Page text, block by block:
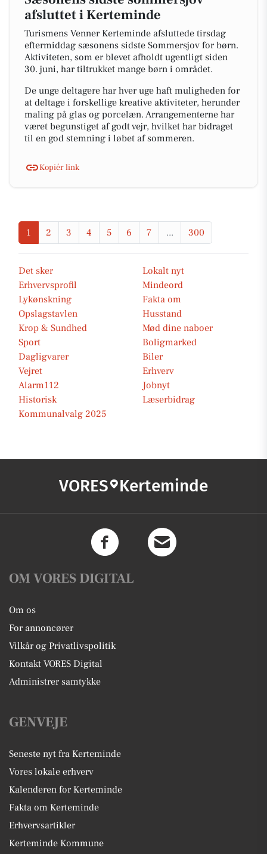
afsluttet i Kerteminde
Turismens Venner Kerteminde afsluttede tirsdag
eftermiddag sæsonens sidste Sommersjov for børn.
Aktiviteten, som er blevet afholdt ugentligt siden
30. juni, har tiltrukket mange børn i området.
De unge deltagere har hver uge haft muligheden for
at deltage i forskellige kreative aktiviteter, herunder
maling på glas og porcelæn. Arrangementerne har
været begunstiget af godt vejr, hvilket har bidraget
til en god stemning i løbet af sommeren.
Kopiér link
1 2 3 4 5 6 7 ... 300
Det sker
Lokalt nyt
Erhvervsprofil
Mindeord
Lykønskning
Fakta om
Opslagstavlen
Husstand
Krop & Sundhed
Mød dine naboer
Sport
Boligmarked
Dagligvarer
Biler
Vejret
Erhverv
Alarm112
Jobnyt
Historisk
Læserbidrag
Kommunalvalg 2025
VORES Kerteminde
OM VORES DIGITAL
Om os
For annoncører
Vilkår og Privatlivspolitik
Kontakt VORES Digital
Administrer samtykke
GENVEJE
Seneste nyt fra Kerteminde
Vores lokale erhverv
Kalenderen for Kerteminde
Fakta om Kerteminde
Erhvervsartikler
Kerteminde Kommune